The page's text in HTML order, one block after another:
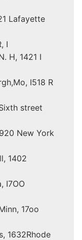
Lafayette
I
H, 1421 I
I518 R
street
New York
1402
I7OO
17oo
1632Rhode